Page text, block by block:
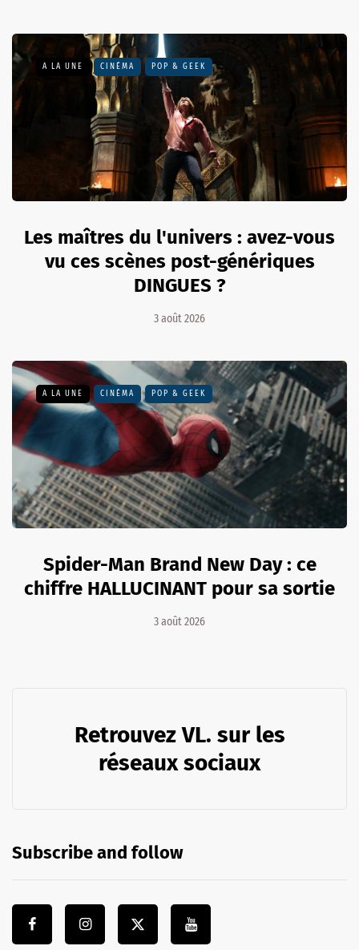
A LA UNE CINÉMA POP & GEEK
Les maîtres du l'univers : avez-vous
vu ces scènes post-génériques
DINGUES ?
3 août 2026
A LA UNE CINÉMA POP & GEEK
Spider-Man Brand New Day : ce
chiffre HALLUCINANT pour sa sortie
3 août 2026
Retrouvez VL. sur les
réseaux sociaux
Subscribe and follow